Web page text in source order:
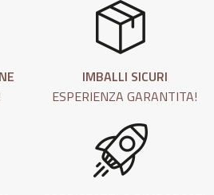
IMBALLI SICURI
ESPERIENZA GARANTITA!